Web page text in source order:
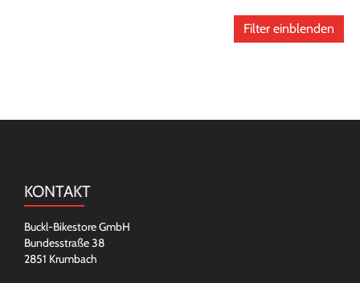
Filter einblenden
KONTAKT
Buckl-Bikestore GmbH
Bundesstraße 38
2851 Krumbach